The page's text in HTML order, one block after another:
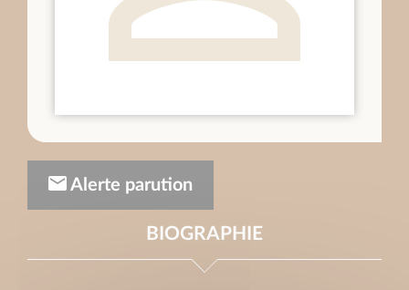
Alerte parution
BIOGRAPHIE